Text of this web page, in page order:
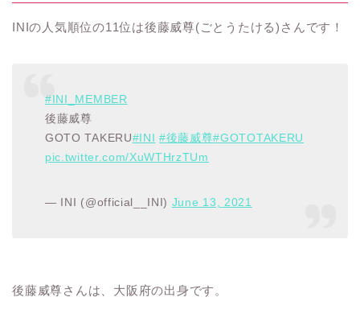
INIの人気順位の11位は後藤威尊(ごとうたける)さんです！
#INI_MEMBER
後藤威尊
GOTO TAKERU#INI #後藤威尊#GOTOTAKERU
pic.twitter.com/XuWTHrzTUm
— INI (@official__INI) June 13, 2021
後藤威尊さんは、大阪府の出身です。